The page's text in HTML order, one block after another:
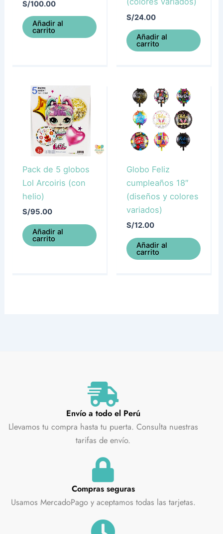
S/100.00
Añadir al
carrito
S/24.00
Añadir al
carrito
Pack de 5 globos
Lol Arcoiris (con
helio)
S/95.00
Añadir al
carrito
Globo Feliz
cumpleaños 18″
(diseños y colores
variados)
S/12.00
Añadir al
carrito
Envío a todo el Perú
Llevamos tu compra hasta tu puerta. Consulta nuestras
tarifas de envío.
Compras seguras
Usamos MercadoPago y aceptamos todas las tarjetas.